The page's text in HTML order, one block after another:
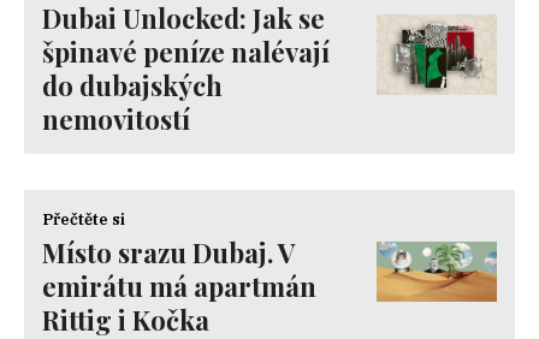
Dubai Unlocked: Jak se
špinavé peníze nalévají
do dubajských
nemovitostí
Přečtěte si
Místo srazu Dubaj. V
emirátu má apartmán
Rittig i Kočka